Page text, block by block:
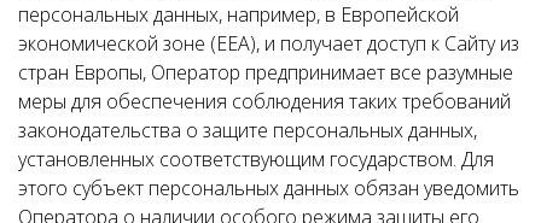
персональных данных, например, в Европейской
экономической зоне (EEA), и получает доступ к Сайту из
стран Европы, Оператор предпринимает все разумные
меры для обеспечения соблюдения таких требований
законодательства о защите персональных данных,
установленных соответствующим государством. Для
этого субъект персональных данных обязан уведомить
Оператора о наличии особого режима защиты его